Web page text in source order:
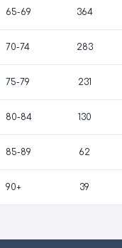
65-69 364
70-74 283
75-79 231
80-84 130
85-89 62
90+ 39